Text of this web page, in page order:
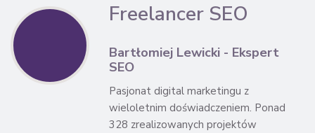
Freelancer SEO
Bartłomiej Lewicki - Ekspert
SEO
Pasjonat digital marketingu z
wieloletnim doświadczeniem. Ponad
328 zrealizowanych projektów